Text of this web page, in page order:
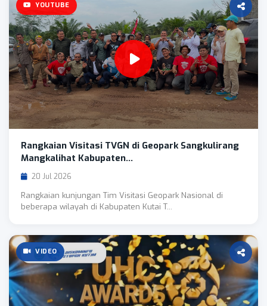
YOUTUBE
Rangkaian Visitasi TVGN di Geopark Sangkulirang
Mangkalihat Kabupaten...
20 Jul 2026
Rangkaian kunjungan Tim Visitasi Geopark Nasional di
beberapa wilayah di Kabupaten Kutai T...
VIDEO